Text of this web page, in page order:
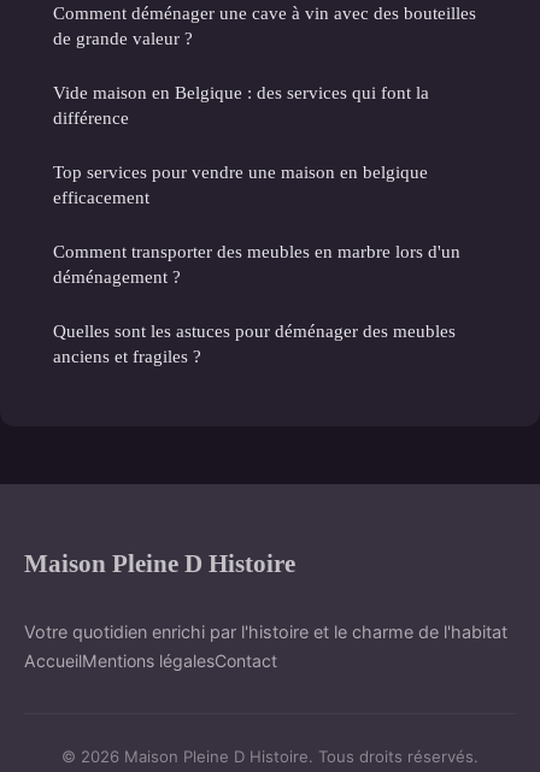
Comment déménager une cave à vin avec des bouteilles
de grande valeur ?
Vide maison en Belgique : des services qui font la
différence
Top services pour vendre une maison en belgique
efficacement
Comment transporter des meubles en marbre lors d'un
déménagement ?
Quelles sont les astuces pour déménager des meubles
anciens et fragiles ?
Maison Pleine D Histoire
Votre quotidien enrichi par l'histoire et le charme de l'habitat
AccueilMentions légalesContact
© 2026 Maison Pleine D Histoire. Tous droits réservés.